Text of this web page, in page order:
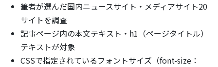
筆者が選んだ国内ニュースサイト・メディアサイト20
サイトを調査
記事ページ内の本文テキスト・h1（ページタイトル）
テキストが対象
CSSで指定されているフォントサイズ（font-size：